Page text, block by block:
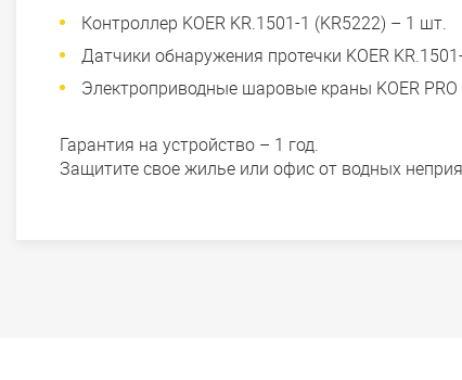
Контроллер KOER KR.1501-1 (KR5222) – 1 шт.
Датчики обнаружения протечки KOER
Электроприводные шаровые краны KOER
Гарантия на устройство – 1 год.
Защитите свое жилье или офис от водных